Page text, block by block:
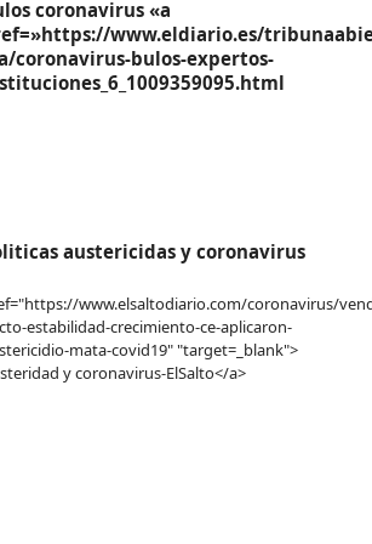
coronavirus «a
www.eldiario.es/
coronavirus-bulos-expertos-
austericidas y coronavirus
www.elsaltodiario.com/coronavirus/
estabilidad-crecimiento-ce-aplicaron-
mata-covid19" "target=_blank">
y coronavirus-ElSalto</a>